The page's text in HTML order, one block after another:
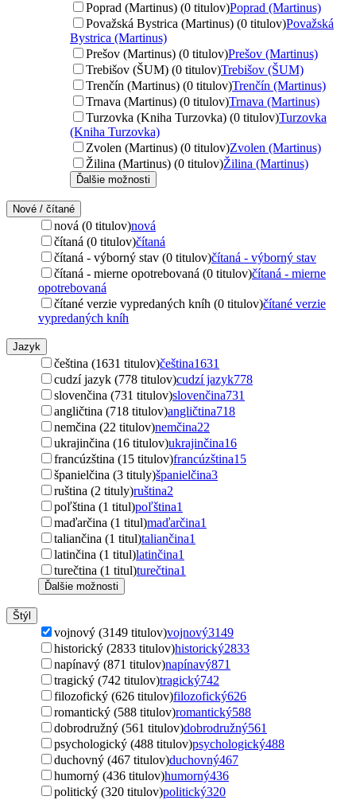
Poprad (Martinus) (0 titulov)Poprad (Martinus)
Považská Bystrica (Martinus) (0 titulov)Považská
Bystrica (Martinus)
Prešov (Martinus) (0 titulov)Prešov (Martinus)
Trebišov (ŠUM) (0 titulov)Trebišov (ŠUM)
Trenčín (Martinus) (0 titulov)Trenčín (Martinus)
Trnava (Martinus) (0 titulov)Trnava (Martinus)
Turzovka (Kniha Turzovka) (0 titulov)Turzovka
(Kniha Turzovka)
Zvolen (Martinus) (0 titulov)Zvolen (Martinus)
Žilina (Martinus) (0 titulov)Žilina (Martinus)
Ďalšie možnosti
Nové / čítané
nová (0 titulov)nová
čítaná (0 titulov)čítaná
čítaná - výborný stav (0 titulov)čítaná - výborný stav
čítaná - mierne opotrebovaná (0 titulov)čítaná - mierne
opotrebovaná
čítané verzie vypredaných kníh (0 titulov)čítané verzie
vypredaných kníh
Jazyk
čeština (1631 titulov)čeština1631
cudzí jazyk (778 titulov)cudzí jazyk778
slovenčina (731 titulov)slovenčina731
angličtina (718 titulov)angličtina718
nemčina (22 titulov)nemčina22
ukrajinčina (16 titulov)ukrajinčina16
francúzština (15 titulov)francúzština15
španielčina (3 tituly)španielčina3
ruština (2 tituly)ruština2
poľština (1 titul)poľština1
maďarčina (1 titul)maďarčina1
taliančina (1 titul)taliančina1
latinčina (1 titul)latinčina1
turečtina (1 titul)turečtina1
Ďalšie možnosti
Štýl
vojnový (3149 titulov)vojnový3149
historický (2833 titulov)historický2833
napínavý (871 titulov)napínavý871
tragický (742 titulov)tragický742
filozofický (626 titulov)filozofický626
romantický (588 titulov)romantický588
dobrodružný (561 titulov)dobrodružný561
psychologický (488 titulov)psychologický488
duchovný (467 titulov)duchovný467
humorný (436 titulov)humorný436
politický (320 titulov)politický320